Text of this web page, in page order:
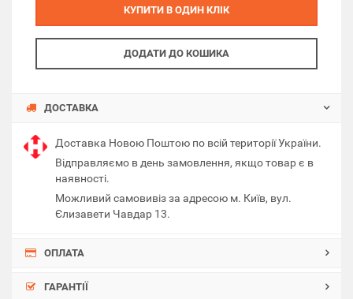
КУПИТИ В ОДИН КЛІК
ДОДАТИ ДО КОШИКА
ДОСТАВКА
Доставка Новою Поштою по всій території України.
Відправляємо в день замовлення, якщо товар є в
наявності.
Можливий самовивіз за адресою м. Київ, вул.
Єлизавети Чавдар 13.
ОПЛАТА
ГАРАНТІЇ